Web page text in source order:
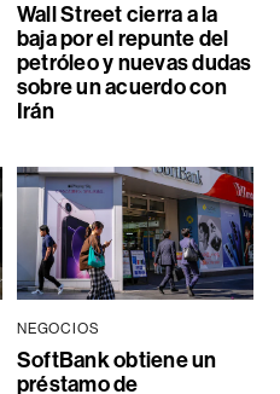
Wall Street cierra a la
baja por el repunte del
petróleo y nuevas dudas
sobre un acuerdo con
Irán
NEGOCIOS
SoftBank obtiene un
préstamo de